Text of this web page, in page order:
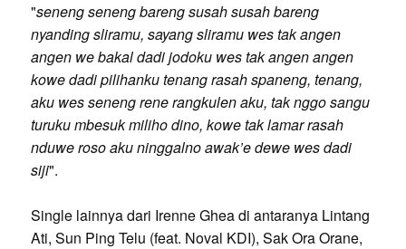
"seneng seneng bareng susah susah bareng
nyanding sliramu, sayang sliramu wes tak angen
angen we bakal dadi jodoku wes tak angen angen
kowe dadi pilihanku tenang rasah spaneng, tenang,
aku wes seneng rene rangkulen aku, tak nggo sangu
turuku mbesuk miliho dino, kowe tak lamar rasah
nduwe roso aku ninggalno awak’e dewe wes dadi
siji".
Single lainnya dari Irenne Ghea di antaranya Lintang
Ati, Sun Ping Telu (feat. Noval KDI), Sak Ora Orane,